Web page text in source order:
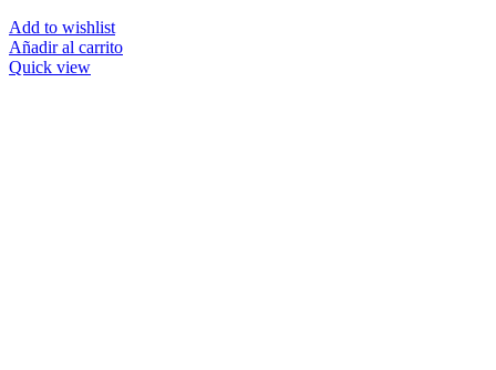
Add to wishlist
Añadir al carrito
Quick view